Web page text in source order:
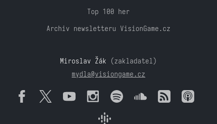
Top 100 her
Archiv newsletteru VisionGame.cz
Miroslav Žák (zakladatel)
mydla@visiongame.cz